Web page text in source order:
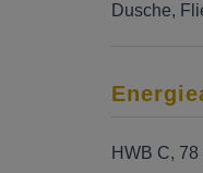
Dusche
HWB C, 78